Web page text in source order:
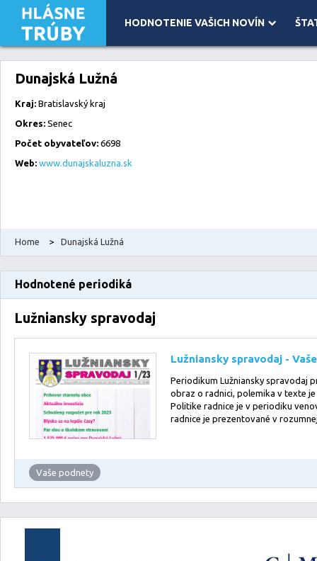
HODNOTENIE VAŠICH NOVÍN
Leaflet| Map data ©OpenStreetMapcontributors, Imagery ©Mapbox
Dunajská Lužná
Kraj: Bratislavský kraj
Okres: Senec
Počet obyvateľov: 6698
Web: www.dunajskaluzna.sk
Home > Dunajská Lužná
Hodnotené periodiká
Lužniansky spravodaj
Lužniansky spravodaj -
Periodikum Lužniansky spravodaj
obraz o radnici, polemika v texte
Politike radnice je v periodiku
radnice je prezentované v
Vaše podnety